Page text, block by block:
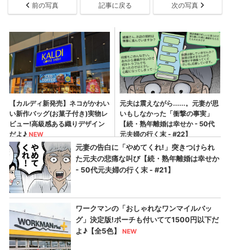
前の写真 記事に戻る 次の写真